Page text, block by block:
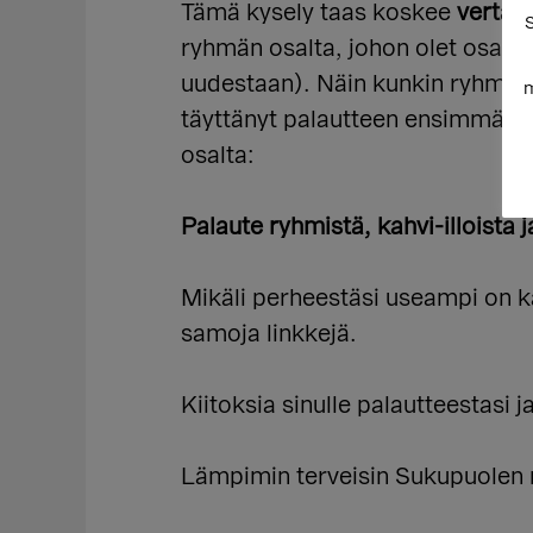
Tämä kysely taas koskee
ryhmän osalta, johon olet
uudestaan). Näin kunkin
täyttänyt palautteen
osalta:
Palaute ryhmistä, kahvi-illoista
Mikäli perheestäsi useampi on
samoja linkkejä.
Kiitoksia sinulle palautteestasi
Lämpimin terveisin